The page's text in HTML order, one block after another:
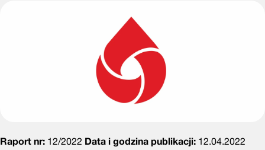
Raport nr: 12/2022 Data i godzina publikacji: 12.04.2022